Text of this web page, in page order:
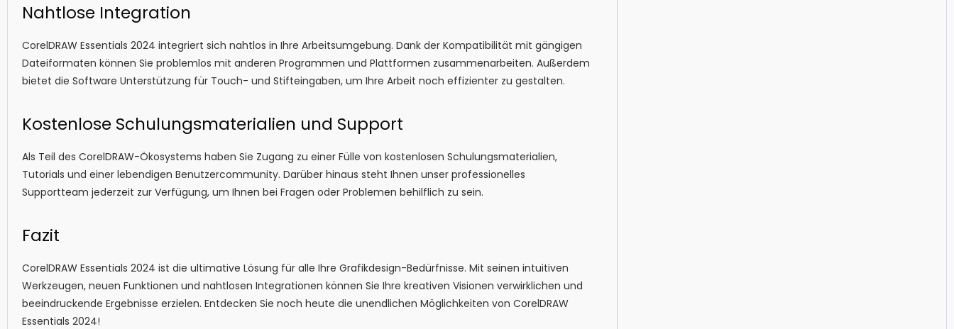
Nahtlose Integration
CorelDRAW Essentials 2024 integriert sich nahtlos in Ihre Arbeitsumgebung. Dank der Kompatibilität mit gängigen
Dateiformaten können Sie problemlos mit anderen Programmen und Plattformen zusammenarbeiten. Außerdem
bietet die Software Unterstützung für Touch- und Stifteingaben, um Ihre Arbeit noch effizienter zu gestalten.
Kostenlose Schulungsmaterialien und Support
Als Teil des CorelDRAW-Ökosystems haben Sie Zugang zu einer Fülle von kostenlosen Schulungsmaterialien,
Tutorials und einer lebendigen Benutzercommunity. Darüber hinaus steht Ihnen unser professionelles
Supportteam jederzeit zur Verfügung, um Ihnen bei Fragen oder Problemen behilflich zu sein.
Fazit
CorelDRAW Essentials 2024 ist die ultimative Lösung für alle Ihre Grafikdesign-Bedürfnisse. Mit seinen intuitiven
Werkzeugen, neuen Funktionen und nahtlosen Integrationen können Sie Ihre kreativen Visionen verwirklichen und
beeindruckende Ergebnisse erzielen. Entdecken Sie noch heute die unendlichen Möglichkeiten von CorelDRAW
Essentials 2024!